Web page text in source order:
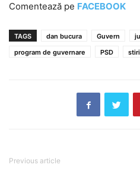
Comentează pe FACEBOOK
TAGS dan bucura Guvern
program de guvernare
PSD stiri
Previous article